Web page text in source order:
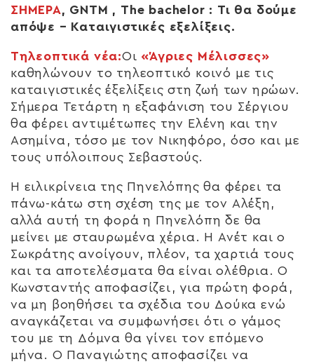
ΣΗΜΕΡΑ, GNTM , The bachelor : Τι θα δούμε
απόψε – Καταιγιστικές εξελίξεις.
Τηλεοπτικά νέα:Οι «Άγριες Μέλισσες»
καθηλώνουν το τηλεοπτικό κοινό με τις
καταιγιστικές έξελίξεις στη ζωή των ηρώων.
Σήμερα Τετάρτη η εξαφάνιση του Σέργιου
θα φέρει αντιμέτωπες την Ελένη και την
Ασημίνα, τόσο με τον Νικηφόρο, όσο και με
τους υπόλοιπους Σεβαστούς.
Η ειλικρίνεια της Πηνελόπης θα φέρει τα
πάνω-κάτω στη σχέση της με τον Αλέξη,
αλλά αυτή τη φορά η Πηνελόπη δε θα
μείνει με σταυρωμένα χέρια. Η Ανέτ και ο
Σωκράτης ανοίγουν, πλέον, τα χαρτιά τους
και τα αποτελέσματα θα είναι ολέθρια. Ο
Κωνσταντής αποφασίζει, για πρώτη φορά,
να μη βοηθήσει τα σχέδια του Δούκα ενώ
αναγκάζεται να συμφωνήσει ότι ο γάμος
του με τη Δόμνα θα γίνει τον επόμενο
μήνα. Ο Παναγιώτης αποφασίζει να